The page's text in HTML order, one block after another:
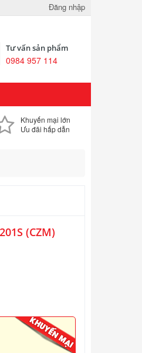
Đăng nhập
Tư vấn sản phẩm
0984 957 114
Khuyến mại lớn
Ưu đãi hấp dẫn
(CZM)